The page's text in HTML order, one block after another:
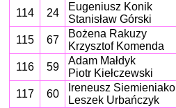
114 24
Eugeniusz Konik
Stanisław Górski
115 67
Bożena Rakuzy
Krzysztof Komenda
116
59
Adam Małdyk
Piotr Kiełczewski
117 60
Ireneusz Siemieniako
Leszek Urbańczyk